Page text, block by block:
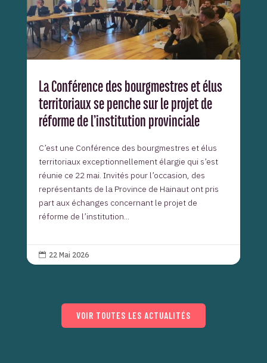
La Conférence des bourgmestres et élus
territoriaux se penche sur le projet de
réforme de l’institution provinciale
C’est une Conférence des bourgmestres et élus
territoriaux exceptionnellement élargie qui s’est
réunie ce 22 mai. Invités pour l’occasion, des
représentants de la Province de Hainaut ont pris
part aux échanges concernant le projet de
réforme de l’institution...
 22 Mai 2026
VOIR TOUTES LES ACTUALITÉS